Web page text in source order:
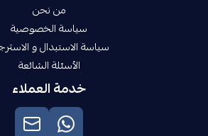
من نحن
سياسة الخصوصية
سياسة الاستبدال و
الأسئلة الشائعة
خدمة العملاء